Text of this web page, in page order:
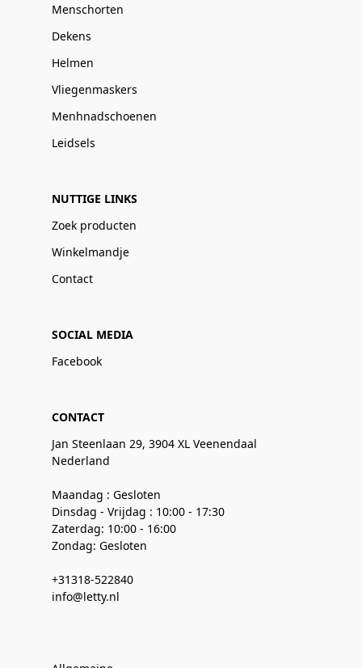
Menschorten
Dekens
Helmen
Vliegenmaskers
Menhnadschoenen
Leidsels
NUTTIGE LINKS
Zoek producten
Winkelmandje
Contact
SOCIAL MEDIA
Facebook
CONTACT
Jan Steenlaan 29, 3904 XL Veenendaal
Nederland
Maandag : Gesloten
Dinsdag - Vrijdag : 10:00 - 17:30
Zaterdag: 10:00 - 16:00
Zondag: Gesloten
+31318-522840
info@letty.nl